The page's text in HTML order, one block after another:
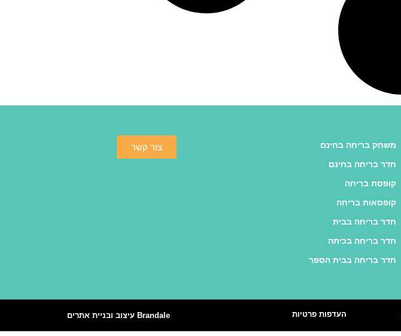
משחק בריחה בחינם
חדר בריחה בחינם
קופסת בריחה
קופסאות בריחה
חדר בריחה בבית
חדר בריחה בכיתה
חדר בריחה בבית הספר
צור קשר
העדפות פרטיות Brandale עיצוב ובניית אתרים